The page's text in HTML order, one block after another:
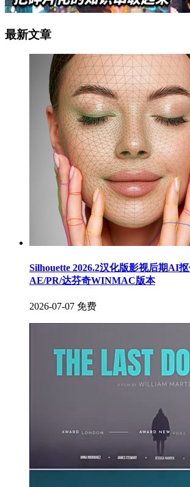
最新文章
Silhouette 2026.2汉化版影视后期AI
AE/PR/达芬奇WINMAC版本
2026-07-07 免费